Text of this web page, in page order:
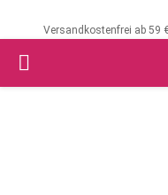
Versandkostenfrei ab 59
PRIMARY